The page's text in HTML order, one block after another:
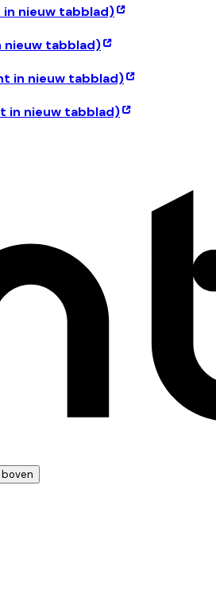
nieuw tabblad)
nieuw tabblad)
in nieuw tabblad)
in nieuw tabblad)